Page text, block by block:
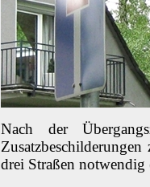
Nach der
drei Straßen notwendig